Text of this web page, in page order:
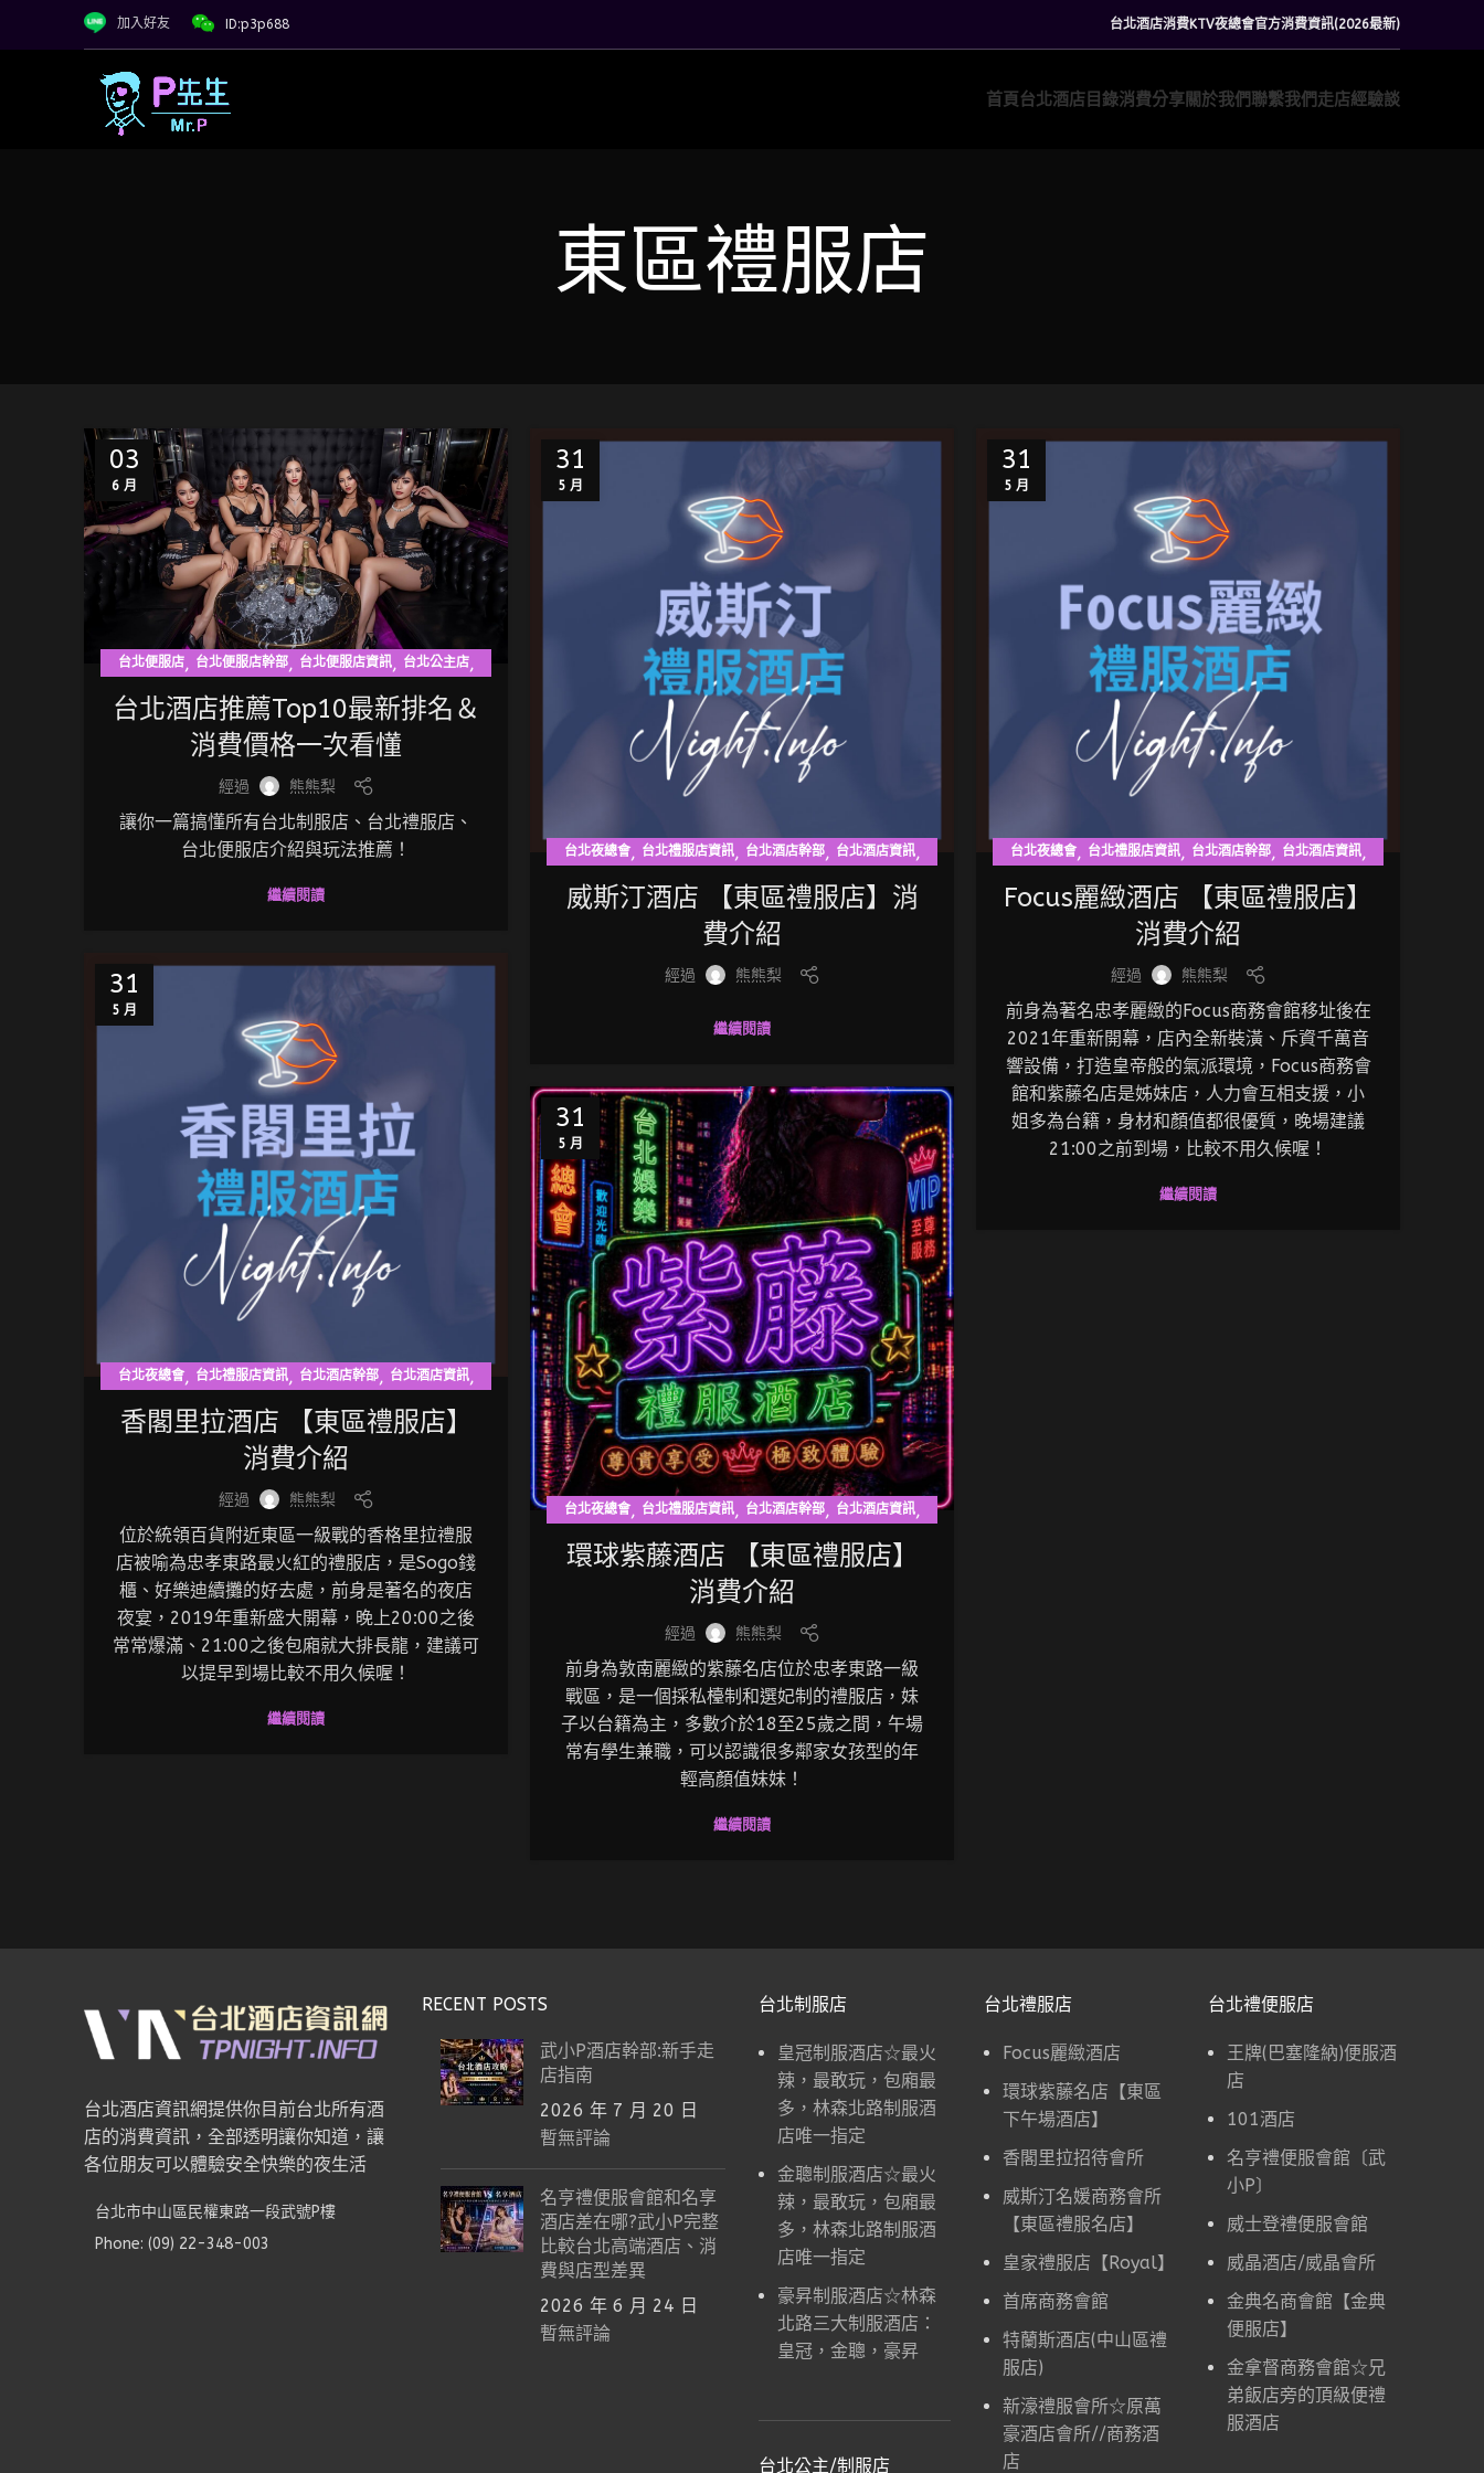
加入好友 ID:p3p688 台北酒店消費KTV夜總會官方消費資訊(2026最新)
首頁台北酒店目錄消費分享關於我們聯繫我們走店經驗談
東區禮服店
03
6 月
台北便服店, 台北便服店幹部, 台北便服店資訊, 台北公主店,
,
台北禮服店, 台北禮服店幹部 ,台北禮服店資訊, 台北酒店幹部
台北酒店資訊, 台北酒店關鍵字,東區禮服店,酒店相關文章
台北酒店推薦Top10最新排名＆
消費價格一次看懂
經過 熊熊梨
讓你一篇搞懂所有台北制服店、台北禮服店、
台北便服店介紹與玩法推薦！
繼續閱讀
31
5 月
台北夜總會, 台北禮服店資訊, 台北酒店幹部, 台北酒店資訊,
威斯汀酒店 【東區禮服店】消
費介紹
經過 熊熊梨
繼續閱讀
31
5 月
台北夜總會, 台北禮服店資訊, 台北酒店幹部, 台北酒店資訊,
Focus麗緻酒店 【東區禮服店】
消費介紹
經過 熊熊梨
前身為著名忠孝麗緻的Focus商務會館移址後在
2021年重新開幕，店內全新裝潢、斥資千萬音
響設備，打造皇帝般的氣派環境，Focus商務會
館和紫藤名店是姊妹店，人力會互相支援，小
姐多為台籍，身材和顏值都很優質，晚場建議
21:00之前到場，比較不用久候喔！
繼續閱讀
31
5 月
台北夜總會, 台北禮服店資訊, 台北酒店幹部, 台北酒店資訊,
香閣里拉酒店 【東區禮服店】
消費介紹
經過 熊熊梨
位於統領百貨附近東區一級戰的香格里拉禮服
店被喻為忠孝東路最火紅的禮服店，是Sogo錢
櫃、好樂迪續攤的好去處，前身是著名的夜店
夜宴，2019年重新盛大開幕，晚上20:00之後
常常爆滿、21:00之後包廂就大排長龍，建議可
以提早到場比較不用久候喔！
繼續閱讀
31
5 月
台北夜總會, 台北禮服店資訊, 台北酒店幹部, 台北酒店資訊,
環球紫藤酒店 【東區禮服店】
消費介紹
經過 熊熊梨
前身為敦南麗緻的紫藤名店位於忠孝東路一級
戰區，是一個採私檯制和選妃制的禮服店，妹
子以台籍為主，多數介於18至25歲之間，午場
常有學生兼職，可以認識很多鄰家女孩型的年
輕高顏值妹妹！
繼續閱讀
台北酒店資訊網提供你目前台北所有酒
店的消費資訊，全部透明讓你知道，讓
各位朋友可以體驗安全快樂的夜生活
台北市中山區民權東路一段武號P樓
Phone: (09) 22-348-003
RECENT POSTS
武小P酒店幹部:新手走
店指南
2026 年 7 月 20 日
暫無評論
名亨禮便服會館和名享
酒店差在哪?武小P完整
比較台北高端酒店、消
費與店型差異
2026 年 6 月 24 日
暫無評論
台北制服店
皇冠制服酒店☆最火
辣，最敢玩，包廂最
多，林森北路制服酒
店唯一指定
金聰制服酒店☆最火
辣，最敢玩，包廂最
多，林森北路制服酒
店唯一指定
豪昇制服酒店☆林森
北路三大制服酒店：
皇冠，金聰，豪昇
台北公主/制服店
台北禮服店
Focus麗緻酒店
環球紫藤名店【東區
下午場酒店】
香閣里拉招待會所
威斯汀名媛商務會所
【東區禮服名店】
皇家禮服店【Royal】
首席商務會館
特蘭斯酒店(中山區禮
服店)
新濠禮服會所☆原萬
豪酒店會所//商務酒
店
台北禮便服店
王牌(巴塞隆納)便服酒
店
101酒店
名亨禮便服會館〔武
小P〕
威士登禮便服會館
威晶酒店/威晶會所
金典名商會館【金典
便服店】
金拿督商務會館☆兄
弟飯店旁的頂級便禮
服酒店